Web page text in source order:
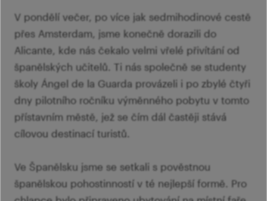
V pondělí večer, po více jak sedmihodinové cestě
přes Amsterdam, jsme konečně dorazili do
Alicante, kde nás čekalo velmi vřelé přivítání od
španělských učitelů. Ti nás společně se studenty
školy Ángel de la Guarda provázeli i po zbylé čtyři
dny pilotního ročníku výměnného pobytu v tomto
přístavním městě, jež se čím dál častěji stává
cílovou destinací turistů.
Ve Španělsku jsme se setkali s pověstnou
španělskou pohostinností v té nejlepší formě. Pro